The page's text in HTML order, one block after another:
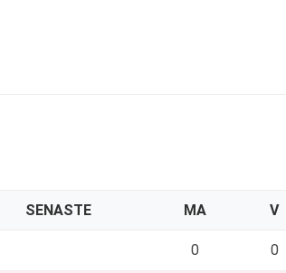
SENASTE MA V
0 0